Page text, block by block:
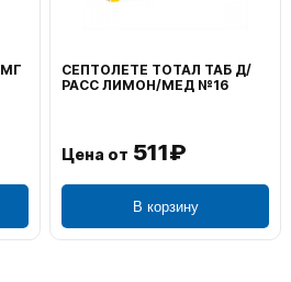
ФЕНИСТИЛ ГЕЛЬ НАРУЖ
0,1% 50Г
Цена от 804₽
В корзину